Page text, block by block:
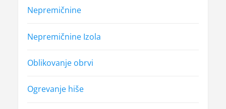
Nepremičnine
Nepremičnine Izola
Oblikovanje obrvi
Ogrevanje hiše